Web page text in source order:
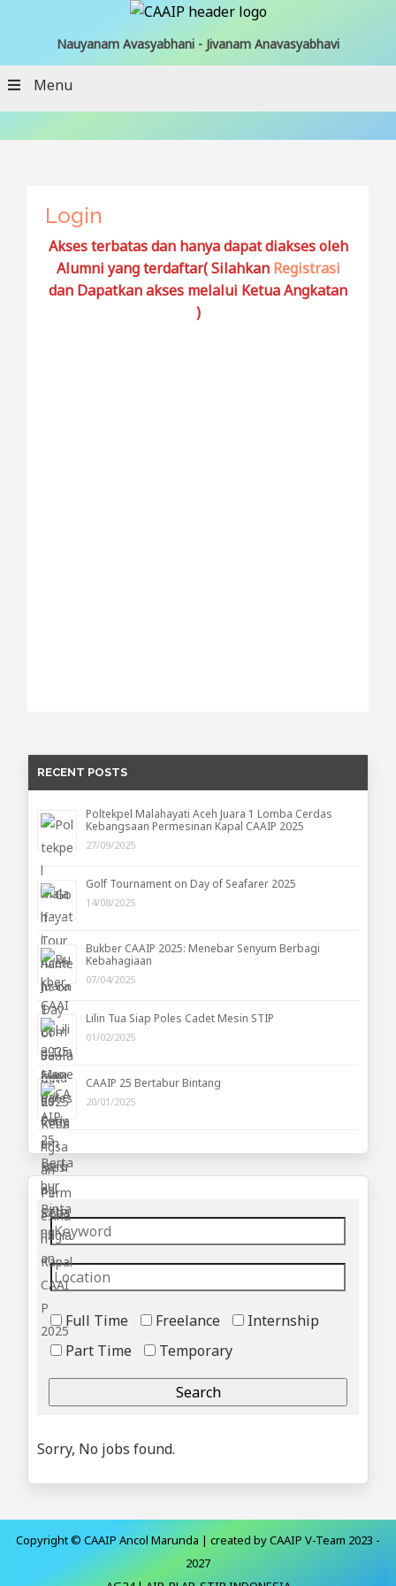
Nauyanam Avasyabhani - Jivanam Anavasyabhavi
Menu
Login
Akses terbatas dan hanya dapat diakses oleh
Alumni yang terdaftar( Silahkan Registrasi
dan Dapatkan akses melalui Ketua Angkatan
)
RECENT POSTS
Poltekpel Malahayati Aceh Juara 1 Lomba Cerdas
Kebangsaan Permesinan Kapal CAAIP 2025
27/09/2025
Golf Tournament on Day of Seafarer 2025
14/08/2025
Bukber CAAIP 2025: Menebar Senyum Berbagi
Kebahagiaan
07/04/2025
Lilin Tua Siap Poles Cadet Mesin STIP
01/02/2025
CAAIP 25 Bertabur Bintang
20/01/2025
Full Time Freelance
Internship
Part Time
Temporary
Sorry, No jobs found.
Copyright © CAAIP Ancol Marunda | created by CAAIP V-Team 2023 -
2027